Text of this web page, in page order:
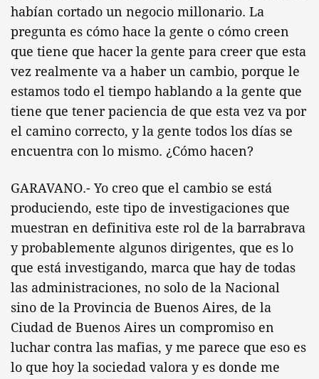
habían cortado un negocio millonario. La
pregunta es cómo hace la gente o cómo creen
que tiene que hacer la gente para creer que esta
vez realmente va a haber un cambio, porque le
estamos todo el tiempo hablando a la gente que
tiene que tener paciencia de que esta vez va por
el camino correcto, y la gente todos los días se
encuentra con lo mismo. ¿Cómo hacen?
GARAVANO.- Yo creo que el cambio se está
produciendo, este tipo de investigaciones que
muestran en definitiva este rol de la barrabrava
y probablemente algunos dirigentes, que es lo
que está investigando, marca que hay de todas
las administraciones, no solo de la Nacional
sino de la Provincia de Buenos Aires, de la
Ciudad de Buenos Aires un compromiso en
luchar contra las mafias, y me parece que eso es
lo que hoy la sociedad valora y es donde me